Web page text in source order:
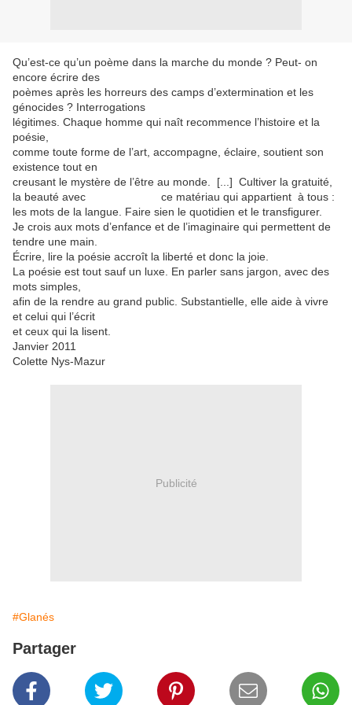
Qu’est-ce qu’un poème dans la marche du monde ? Peut- on
encore écrire des
poèmes après les horreurs des camps d’extermination et les
génocides ? Interrogations
légitimes. Chaque homme qui naît recommence l’histoire et la
poésie,
comme toute forme de l’art, accompagne, éclaire, soutient son
existence tout en
creusant le mystère de l’être au monde. [...] Cultiver la gratuité,
la beauté avec ce matériau qui appartient à tous :
les mots de la langue. Faire sien le quotidien et le transfigurer.
Je crois aux mots d’enfance et de l’imaginaire qui permettent de
tendre une main.
Écrire, lire la poésie accroît la liberté et donc la joie.
La poésie est tout sauf un luxe. En parler sans jargon, avec des
mots simples,
afin de la rendre au grand public. Substantielle, elle aide à vivre
et celui qui l’écrit
et ceux qui la lisent.
Janvier 2011
Colette Nys-Mazur
Publicité
#Glanés
Partager